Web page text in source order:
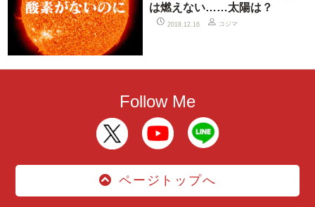
は燃えない……太陽は？
2018.12.16 コジマ
Follow Me
ページトップへ